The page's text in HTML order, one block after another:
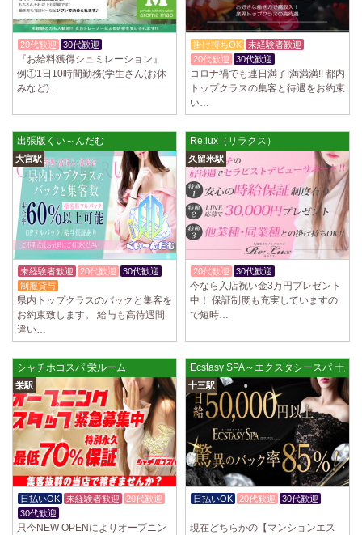
20代歓迎 30代歓迎
『お給料獲得シュミレーション』
例①1日10時間勤務(学生さん(お休
みなど)…
掛け持ちOK
未経験者歓迎
20代歓迎
30代歓迎
コロナ禍でも連日満了!満満満!! 都内
トップクラスの集客と待遇をお約束
い…
出張版くい～んだむ
大宮駅
未経験者歓迎 20代歓迎
30代歓迎
制服貸与
県内トップクラスのバックと集客を
お約束致します。 給与も高待遇間
違い…
Re:lux（リラクス）
久留米駅
20代歓迎 30代歓迎
今なら入店祝い金3万円プレゼント
中！ 保証制度も充実していますの
で短時…
シャチホコスパ 栄ルーム
栄駅
日払いOK 未経験者歓迎
20代歓迎
30代歓迎
只今NEW OPENによりオープニン
Ecstasy SPA～エクスタシースパ 十三
十三駅
日払いOK 20代歓迎
30代歓迎
現在どちらかの【マンションエス